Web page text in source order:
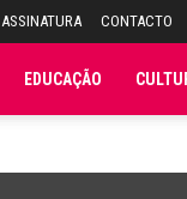
ASSINATURA CONTACTO
EDUCAÇÃO